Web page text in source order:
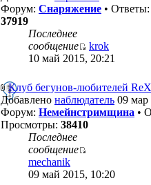
Форум: Снаряжение •
37919
Последнее
сообщение
krok
10 май 2015, 20:21
Клуб бегунов-любителей ReX
Добавлено наблюдатель 09 мар
Форум: Немейнстримщина •
Просмотры: 38410
Последнее
сообщение
mechanik
09 май 2015, 10:20